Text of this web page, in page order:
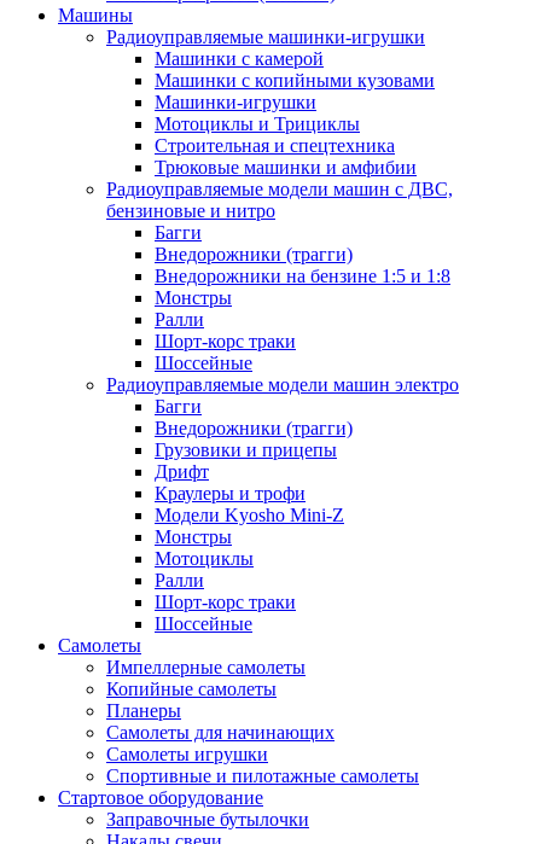
Машины
Радиоуправляемые машинки-игрушки
Машинки с камерой
Машинки с копийными кузовами
Машинки-игрушки
Мотоциклы и Трициклы
Строительная и спецтехника
Трюковые машинки и амфибии
Радиоуправляемые модели машин с ДВС,
бензиновые и нитро
Багги
Внедорожники (трагги)
Внедорожники на бензине 1:5 и 1:8
Монстры
Ралли
Шорт-корс траки
Шоссейные
Радиоуправляемые модели машин электро
Багги
Внедорожники (трагги)
Грузовики и прицепы
Дрифт
Краулеры и трофи
Модели Kyosho Mini-Z
Монстры
Мотоциклы
Ралли
Шорт-корс траки
Шоссейные
Самолеты
Импеллерные самолеты
Копийные самолеты
Планеры
Самолеты для начинающих
Самолеты игрушки
Спортивные и пилотажные самолеты
Стартовое оборудование
Заправочные бутылочки